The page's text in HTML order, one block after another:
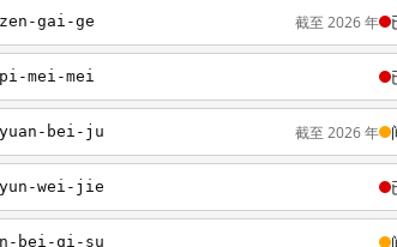
gai-ge 截至 2026 年
mei-mei
bei-ju 截至 2026 年
yun-wei-jie
bei-qi-su